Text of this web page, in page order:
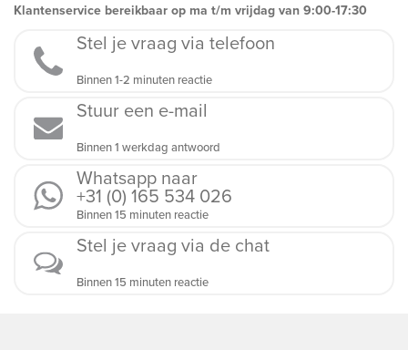
Klantenservice bereikbaar op ma t/m vrijdag van 9:00-17:30
Stel je vraag via telefoon
Binnen 1-2 minuten reactie
Stuur een e-mail
Binnen 1 werkdag antwoord
Whatsapp naar
+31 (0) 165 534 026
Binnen 15 minuten reactie
Stel je vraag via de chat
Binnen 15 minuten reactie